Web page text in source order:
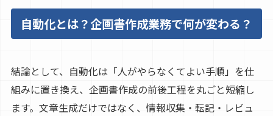
自動化とは？企画書作成業務で何が変わる？
結論として、自動化は「人がやらなくてよい手順」を仕
組みに置き換え、企画書作成の前後工程を丸ごと短縮し
ます。文章生成だけではなく、情報収集・転記・レビュ